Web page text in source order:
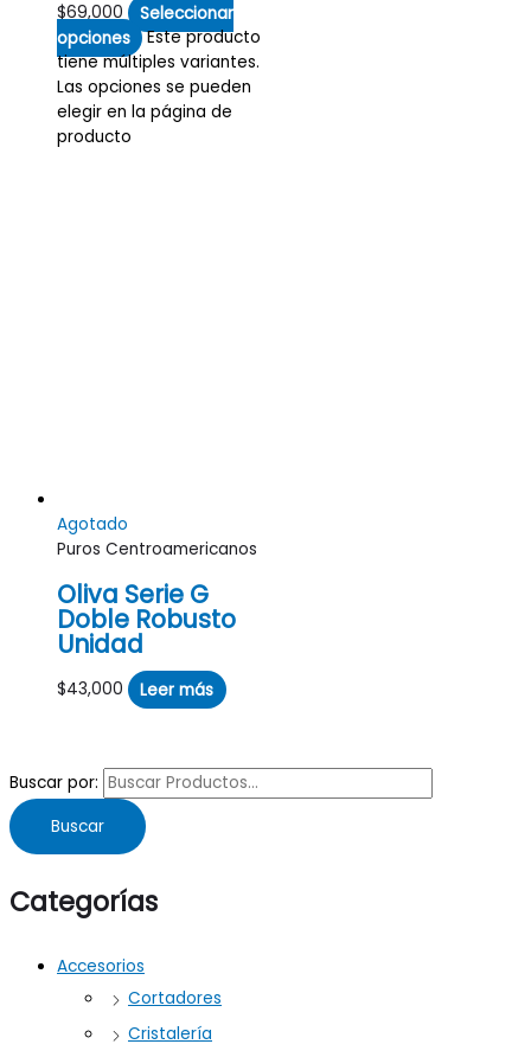
$69,000
Seleccionar
opciones
Este producto
tiene múltiples variantes.
Las opciones se pueden
elegir en la página de
producto
Agotado
Puros Centroamericanos
Oliva Serie G
Doble Robusto
Unidad
$43,000 Leer más
Buscar por:
Buscar
Categorías
Accesorios
Cortadores
Cristalería